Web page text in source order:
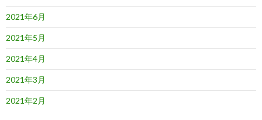
2021年6月
2021年5月
2021年4月
2021年3月
2021年2月